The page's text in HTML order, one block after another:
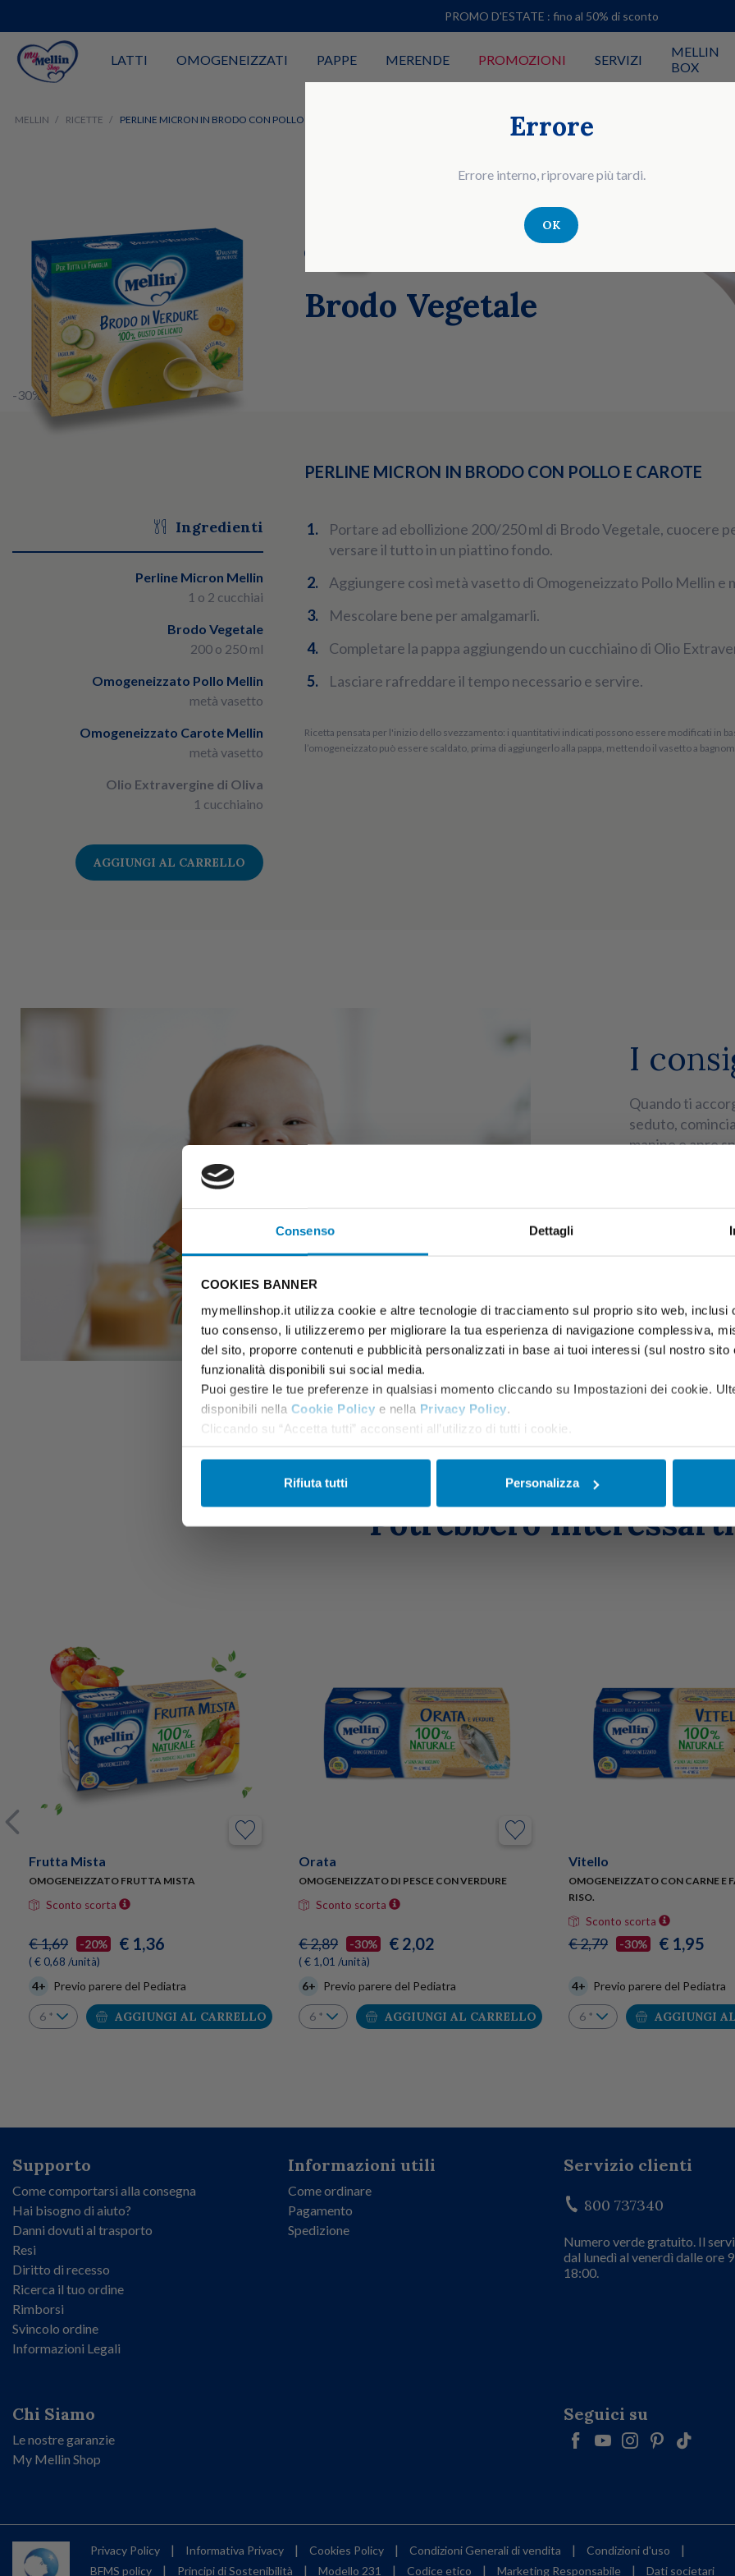
Consenso Dettagli
COOKIES BANNER
mymellinshop.it utilizza cookie e altre tecnologie di tracciamento sul proprio sito web, inclusi
tuo consenso, li utilizzeremo per migliorare la tua esperienza di navigazione complessiva,
del sito, proporre contenuti e pubblicità personalizzati in base ai tuoi interessi (sul nostro
funzionalità disponibili sui social media.
Puoi gestire le tue preferenze in qualsiasi momento cliccando su Impostazioni dei cookie.
disponibili nella Cookie Policy e nella Privacy Policy.
Cliccando su “Accetta tutti” acconsenti all’utilizzo di tutti i cookie.
Rifiuta tutti Personalizza
MELLIN RICETTE PERLINE MICRON IN BRODO CON POLLO E CAROTE
-30%
Brodo Vegetale
Ingredienti
Perline Micron Mellin
1 o 2 cucchiai
Brodo Vegetale
200 o 250 ml
Omogeneizzato Pollo Mellin
metà vasetto
Omogeneizzato Carote Mellin
metà vasetto
Olio Extravergine di Oliva
1 cucchiaino
AGGIUNGI AL CARRELLO
PERLINE MICRON IN BRODO CON POLLO E CAROTE
Portare ad ebollizione 200/250 ml di Brodo Vegetale, cuocere
versare il tutto in un piattino fondo.
Aggiungere così metà vasetto di Omogeneizzato Pollo Mellin
Mescolare bene per amalgamarli.
Completare la pappa aggiungendo un cucchiaino di Olio
Lasciare rafreddare il tempo necessario e servire.
Ricetta pensata per l'inizio dello svezzamento: i quantitativi indicati possono essere modificati in
l’omogeneizzato può essere scaldato, prima di aggiungerlo alla pappa, mettendo il vasetto a
I
Quando ti
seduto,
manine e apre
potrebbe
pappa! Chiedi
indicazioni
spostare il
così piano
Potrebbero interessarti
Frutta Mista
OMOGENEIZZATO FRUTTA MISTA
Sconto scorta
€ 1,69 -20% € 1,36
( € 0,68 /unità)
4+ Previo parere del Pediatra
AGGIUNGI AL CARRELLO
Orata
OMOGENEIZZATO DI PESCE CON VERDURE
Sconto scorta
€ 2,89 -30% € 2,02
( € 1,01 /unità)
6+ Previo parere del Pediatra
AGGIUNGI AL CARRELLO
Vitello
OMOGENEIZZATO CON CARNE E
RISO.
Sconto scorta
€ 2,79 -30% € 1,95
4+ Previo parere del Pediatra
AGGIUNGI
Errore
Errore interno, riprovare più tardi.
OK
PROMO D'ESTATE : fino al 50% di sconto
LATTI OMOGENEIZZATI PAPPE MERENDE PROMOZIONI SERVIZI
MELLIN
BOX
Supporto
Come comportarsi alla consegna
Hai bisogno di aiuto?
Danni dovuti al trasporto
Resi
Diritto di recesso
Ricerca il tuo ordine
Rimborsi
Svincolo ordine
Informazioni Legali
Informazioni utili
Come ordinare
Pagamento
Spedizione
Servizio clienti
800 737340
Numero verde gratuito. Il
dal lunedì al venerdì dalle ore
18:00.
Chi Siamo
Le nostre garanzie
My Mellin Shop
Seguici su
Privacy Policy | Informativa Privacy | Cookies Policy | Condizioni Generali di vendita | Condizioni d'uso |
BFMS policy | Principi di Sostenibilità | Modello 231 | Codice etico | Marketing Responsabile | Dati societari